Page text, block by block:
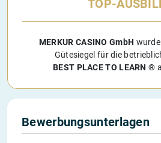
TOP-
MERKUR CASINO GmbH
Gütesiegel für die
BEST PLACE TO LEARN ®
Bewerbungsunterlagen